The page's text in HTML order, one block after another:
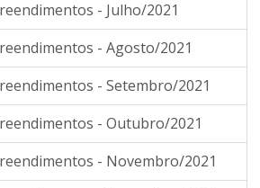
- Julho/2021
- Agosto/2021
- Setembro/2021
- Outubro/2021
- Novembro/2021